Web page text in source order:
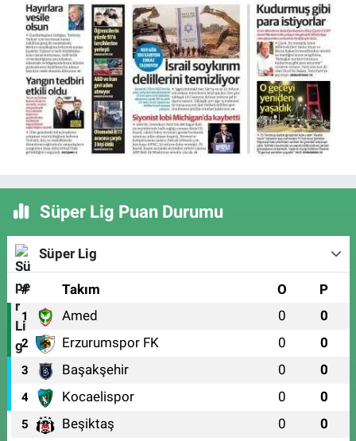
Süper Lig Puan Durumu
Süper Lig
# Takım O P
1 Amed 0 0
2 Erzurumspor FK 0 0
3 Başakşehir 0 0
4 Kocaelispor 0 0
5 Beşiktaş 0 0